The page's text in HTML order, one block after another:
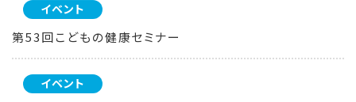
イベント
第53回こどもの健康セミナー
イベント